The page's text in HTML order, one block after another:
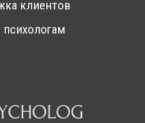
клиентов
психологам